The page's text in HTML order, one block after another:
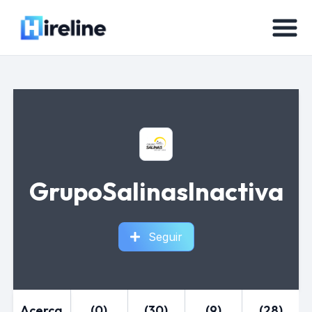
GrupoSalinasInactiva
Seguir